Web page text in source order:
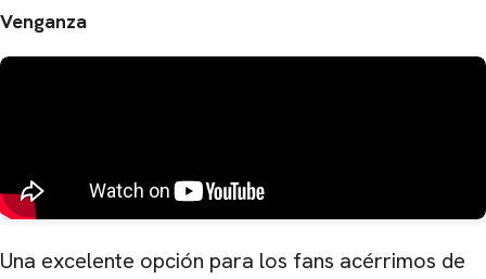
Venganza
Una excelente opción para los fans acérrimos de